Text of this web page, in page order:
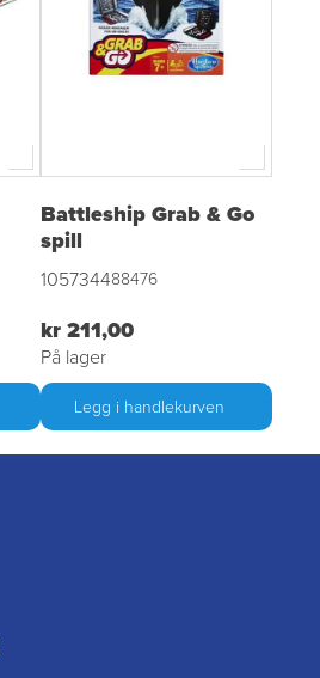
Battleship Grab & Go
spill
105734488476
kr 211,00
På lager
Legg i handlekurven